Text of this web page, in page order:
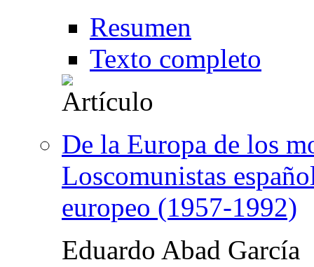
Resumen
Texto completo
De la Europa de los
Loscomunistas
europeo (1957-1992)
Eduardo Abad García